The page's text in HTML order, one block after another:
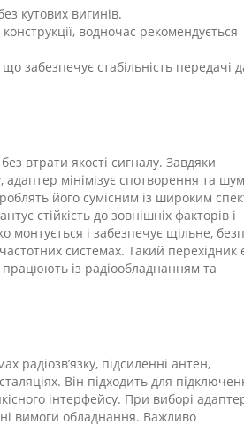
кутових вигинів.
водночас рекомендується
забезпечує стабільність передачі
втрати якості сигналу. Завдяки
мінімізує спотворення та
його сумісним із широким
стійкість до зовнішніх факторів і
монтується і забезпечує щільне,
системах. Такий перехідник
працюють із радіообладнанням та
радіозв’язку, підсиленні антен,
Він підходить для
інтерфейсу. При виборі
вимоги обладнання. Важливо